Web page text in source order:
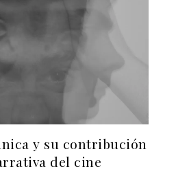
y su contribución
del cine